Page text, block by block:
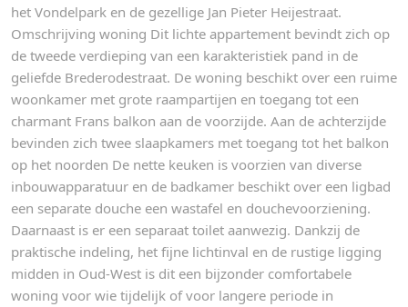
het Vondelpark en de gezellige Jan Pieter Heijestraat.
Omschrijving woning Dit lichte appartement bevindt zich op
de tweede verdieping van een karakteristiek pand in de
geliefde Brederodestraat. De woning beschikt over een ruime
woonkamer met grote raampartijen en toegang tot een
charmant Frans balkon aan de voorzijde. Aan de achterzijde
bevinden zich twee slaapkamers met toegang tot het balkon
op het noorden De nette keuken is voorzien van diverse
inbouwapparatuur en de badkamer beschikt over een ligbad
een separate douche een wastafel en douchevoorziening.
Daarnaast is er een separaat toilet aanwezig. Dankzij de
praktische indeling, het fijne lichtinval en de rustige ligging
midden in Oud-West is dit een bijzonder comfortabele
woning voor wie tijdelijk of voor langere periode in